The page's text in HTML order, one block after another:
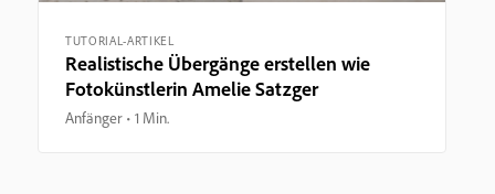
TUTORIAL-ARTIKEL
Realistische Übergänge erstellen wie
Fotokünstlerin Amelie Satzger
Anfänger 1 Min.